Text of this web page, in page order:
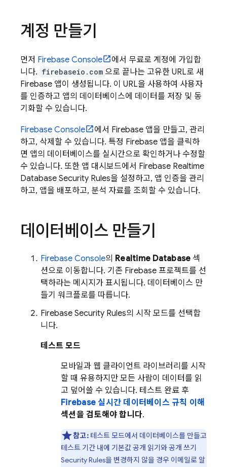
계정 만들기
먼저 Firebase Console
에서 무료로 계정에 가입합
니다. firebaseio.com 으로 끝나는 고유한 URL로 새
Firebase 앱이 생성됩니다. 이 URL을 사용하여 사용자
를 인증하고 앱의 데이터베이스에 데이터를 저장 및 동
기화할 수 있습니다.
Firebase Console
에서 Firebase 앱을 만들고, 관리
하고, 삭제할 수 있습니다. 특정 Firebase 앱을 클릭하
면 앱의 데이터베이스를 실시간으로 확인하거나 수정할
수 있습니다. 또한 앱 대시보드에서 Firebase Realtime
Database Security Rules을 설정하고, 앱 인증을 관리
하고, 앱을 배포하고, 분석 자료를 조회할 수 있습니다.
데이터베이스 만들기
Firebase Console의 Realtime Database 섹
션으로 이동합니다. 기존 Firebase 프로젝트를 선
택하라는 메시지가 표시됩니다. 데이터베이스 만
들기 워크플로를 따릅니다.
Firebase Security Rules의 시작 모드를 선택합
니다.
테스트 모드
모바일과 웹 클라이언트 라이브러리를 시작
할 때 유용하지만 모든 사람이 데이터를 읽
고 덮어쓸 수 있습니다. 테스트 완료 후
Firebase 실시간 데이터베이스 규칙 이해
섹션을 검토해야 합니다.
참고:테스트 모드에서 데이터베이스를 만들고
테스트 기간 내에 기본값 공개 읽기와 공개 쓰기
Security Rules을 변경하지 않을 경우 이메일로 알